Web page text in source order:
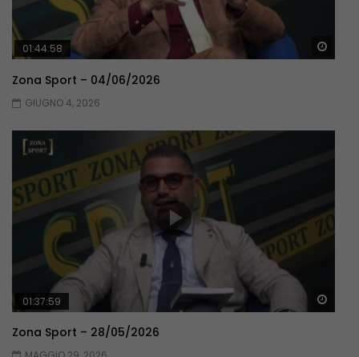
01:44:58
Zona Sport – 04/06/2026
GIUGNO 4, 2026
01:37:59
Zona Sport – 28/05/2026